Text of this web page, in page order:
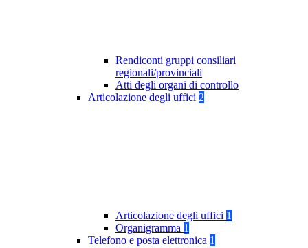
Rendiconti gruppi consiliari
regionali/provinciali
Atti degli organi di controllo
Articolazione degli uffici 2
Articolazione degli uffici 1
Organigramma 1
Telefono e posta elettronica 1